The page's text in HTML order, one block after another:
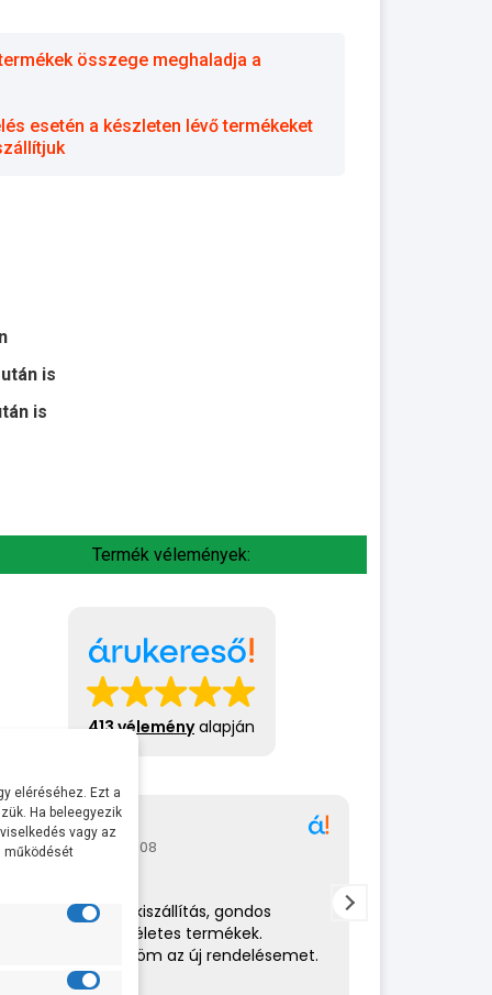
összege meghaladja a
esetén a készleten lévő termékeket
is
is
Termék vélemények:
413 véleményalapján
Gábor
2026-07-08
Rendkívül gyors kiszállítás, gondos
csomagolás,tökéletes termékek.
Hamarosan küldöm az új rendelésemet.
eléréséhez. Ezt a
Ha beleegyezik
vagy az
működését